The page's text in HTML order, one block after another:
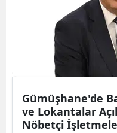
Gümüşhane'de
ve Lokantalar
Nöbetçi